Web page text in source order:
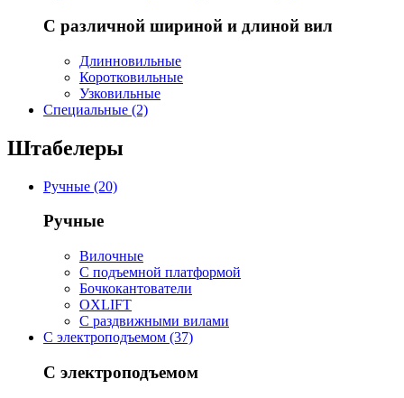
С различной шириной и длиной вил
Длинновильные
Коротковильные
Узковильные
Cпециальные (2)
Штабелеры
Ручные (20)
Ручные
Вилочные
С подъемной платформой
Бочкокантователи
OXLIFT
С раздвижными вилами
С электроподъемом (37)
С электроподъемом